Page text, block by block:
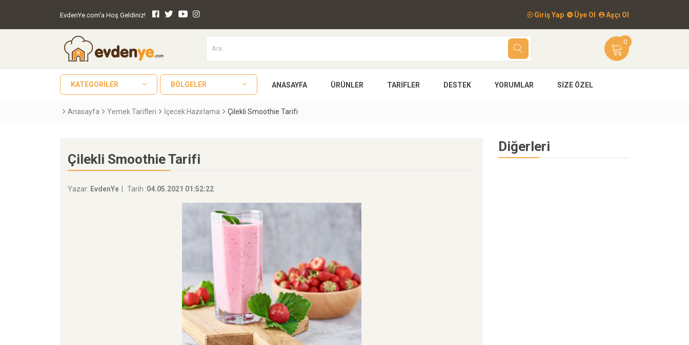
EvdenYe.com'a Hoş Geldiniz! Giriş Yap Üye Ol Aşçı Ol
0
KATEGORILER BÖLGELER ANASAYFA ÜRÜNLER TARIFLER DESTEK YORUMLAR SIZE ÖZEL
Anasayfa Yemek Tarifleri İçecek Hazırlama Çilekli Smoothie Tarifi
Çilekli Smoothie Tarifi
Yazar: EvdenYe Tarih :04.05.2021 01:52:22
Diğerleri